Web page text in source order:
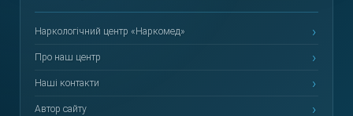
Наркологічний центр «Наркомед»
Про наш центр
Наші контакти
Автор сайту